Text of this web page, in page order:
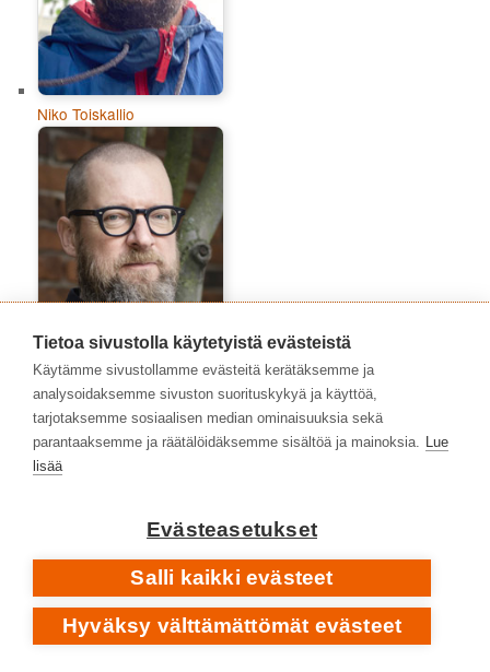
Niko Toiskallio
Timo Kalevi Forss
Tietoa sivustolla käytetyistä evästeistä
Käytämme sivustollamme evästeitä kerätäksemme ja
analysoidaksemme sivuston suorituskykyä ja käyttöä,
tarjotaksemme sosiaalisen median ominaisuuksia sekä
parantaaksemme ja räätälöidäksemme sisältöä ja mainoksia. Lue
lisää
Evästeasetukset
Salli kaikki evästeet
Hyväksy välttämättömät evästeet